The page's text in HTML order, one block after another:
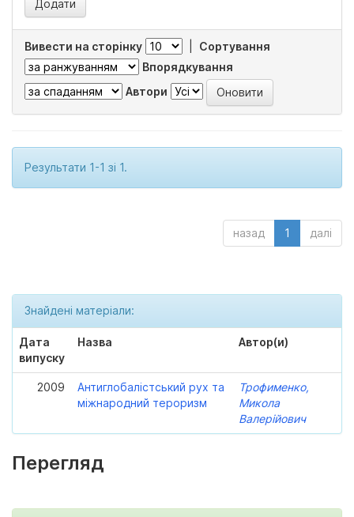
Вивести на сторінку
Сортування
Впорядкування
Автори
Результати 1-1 зі 1.
назад 1 далі
Знайдені матеріали:
Дата
випуску
Назва Автор(и)
2009
Антиглобалістський рух та
міжнародний тероризм
Трофименко,
Микола
Валерійович
Перегляд